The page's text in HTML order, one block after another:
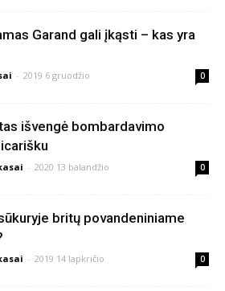
Garand gali įkąsti – kas yra
- 2019 6 gruodžio 0
išvengė bombardavimo
- 2020 13 balandžio 0
britų povandeniniame
- 2019 14 lapkričio 0